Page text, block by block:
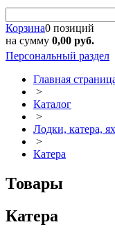
Корзина0 позиций
на сумму 0,00 руб.
Персональный раздел
Главная
>
Каталог
>
Лодки, катера,
>
Катера
Товары
Катера